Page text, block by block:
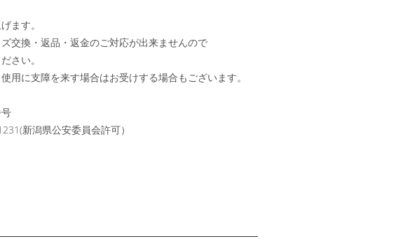
ます。
交換・返品・返金のご対応が出来ませんので
さい。
用に支障を来す場合はお受けする場合もございます。
新潟県公安委員会許可）